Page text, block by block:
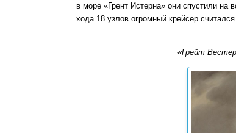
в море «Грент Истерна» они спустили на
хода 18 узлов огромный крейсер
«Грейт